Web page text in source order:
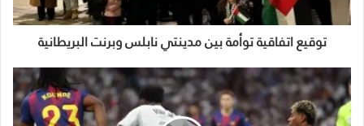
توقيع اتفاقية توأمة بين مدينتي نابلس وبرنت البريطانية